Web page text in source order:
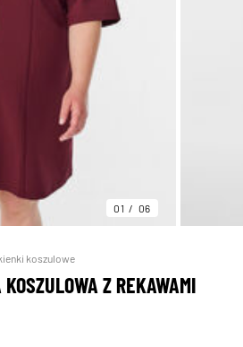
01 06
koszulowe
Z REKAWAMI